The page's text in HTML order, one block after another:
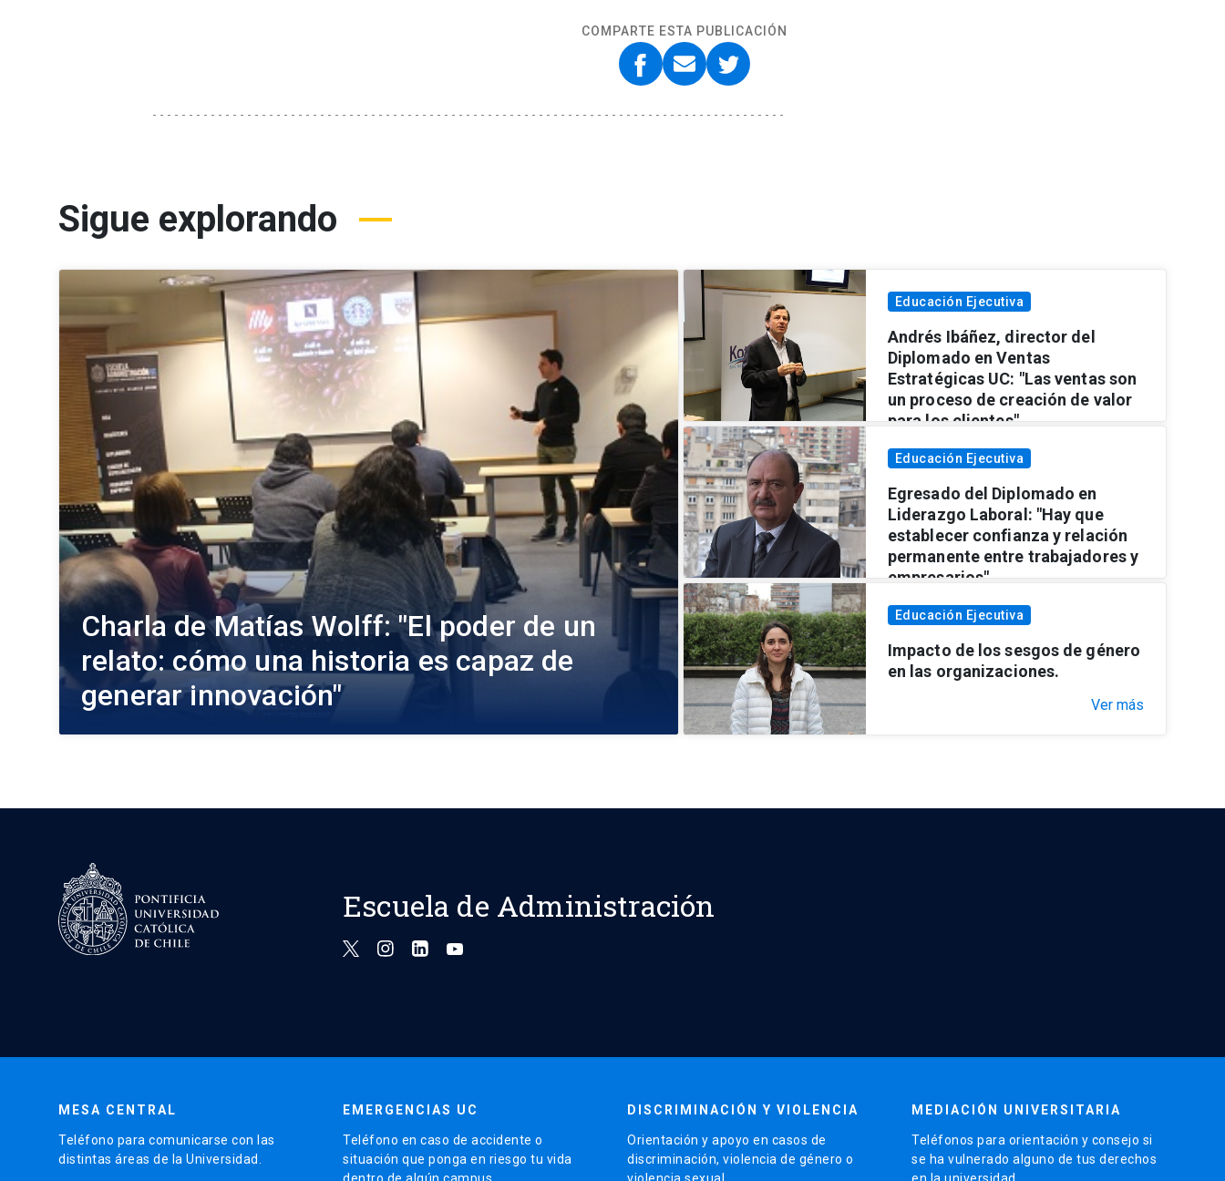
COMPARTE ESTA PUBLICACIÓN
Sigue explorando
Charla de Matías Wolff: "El poder de un
relato: cómo una historia es capaz de
generar innovación"
Educación Ejecutiva
Andrés Ibáñez, director del
Diplomado en Ventas
Estratégicas UC: "Las ventas son
un proceso de creación de valor
para los clientes"
Educación Ejecutiva
Egresado del Diplomado en
Liderazgo Laboral: "Hay que
establecer confianza y relación
permanente entre trabajadores y
empresarios".
Educación Ejecutiva
Impacto de los sesgos de género
en las organizaciones.
Ver más
Escuela de Administración
MESA CENTRAL
Teléfono para comunicarse con las
distintas áreas de la Universidad.
EMERGENCIAS UC
Teléfono en caso de accidente o
situación que ponga en riesgo tu vida
DISCRIMINACIÓN Y VIOLENCIA
Orientación y apoyo en casos de
discriminación, violencia de género o
MEDIACIÓN UNIVERSITARIA
Teléfonos para orientación y consejo si
se ha vulnerado alguno de tus derechos